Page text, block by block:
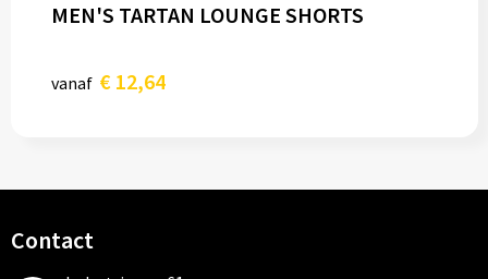
MEN'S TARTAN LOUNGE SHORTS
vanaf € 12,64
Contact